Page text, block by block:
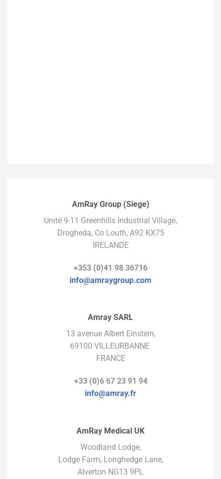
AmRay Group (Siege)
Unité 9-11 Greenhills Industrial Village,
Drogheda, Co Louth, A92 KX75
IRELANDE
+353 (0)41 98 36716
info@amraygroup.com
Amray SARL
13 avenue Albert Einstein,
69100 VILLEURBANNE
FRANCE
+33 (0)6 67 23 91 94
info@amray.fr
AmRay Medical UK
Woodland Lodge,
Lodge Farm, Longhedge Lane,
Alverton NG13 9PL